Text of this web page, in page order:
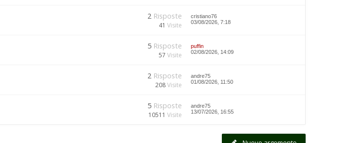
2 Risposte
41 Visite
cristiano76
03/08/2026, 7:18
5 Risposte
57 Visite
puffin
02/08/2026, 14:09
2 Risposte
208Visite
andre75
01/08/2026, 11:50
5 Risposte
10511 Visite
andre75
13/07/2026, 16:55